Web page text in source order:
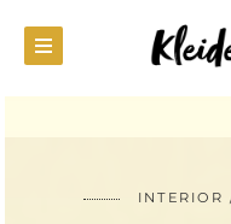
INTERIOR